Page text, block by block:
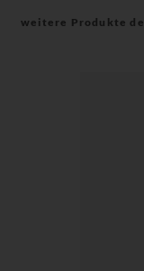
weitere Produkte